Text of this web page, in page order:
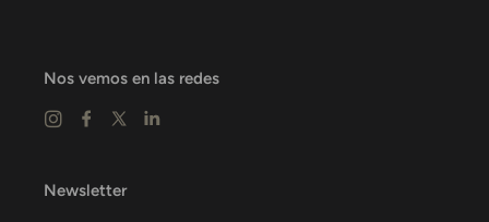
Nos vemos en las redes
Newsletter